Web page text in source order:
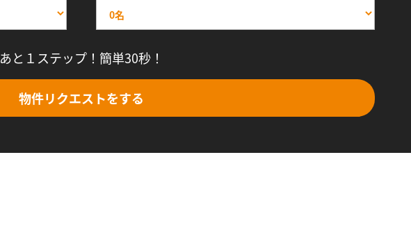
あと１ステップ！簡単30秒！
物件リクエストをする